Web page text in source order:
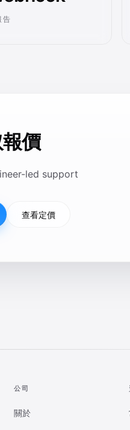
告
價
led support
查看定價
公司
關於